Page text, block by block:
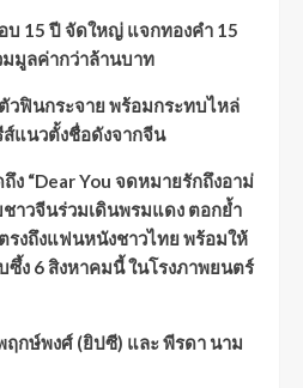
15 ปี จัดใหญ่ แจกทองคำ 15
มมูลค่ากว่าล้านบาท
วฟินกระจาย พร้อมกระทบไหล่
ส์แนวตั้งชื่อดังจากจีน
“Dear You จดหมายรักถึงอาม่
าวจีนร่วมเดินพรมแดง ตอกย้ำ
รงถึงแฟนหนังชาวไทย พร้อมให้
ง 6 สิงหาคมนี้ ในโรงภาพยนตร์
ฤกษ์พงศ์ (ยิปซี) และ พีรดา นาม